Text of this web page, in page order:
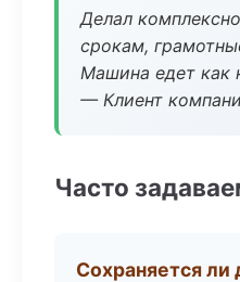
Делал
срокам,
Машина едет как
— Клиент
Часто
Сохраняется ли